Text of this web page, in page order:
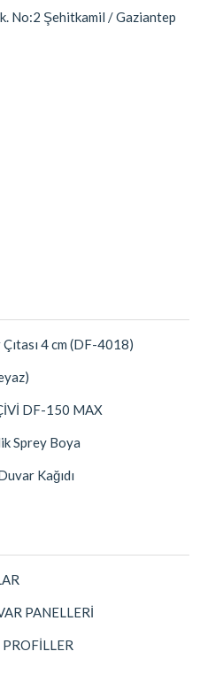
No:2 Şehitkamil / Gaziantep
4 cm (DF-4018)
DF-150 MAX
Sprey Boya
Kağıdı
PANELLERİ